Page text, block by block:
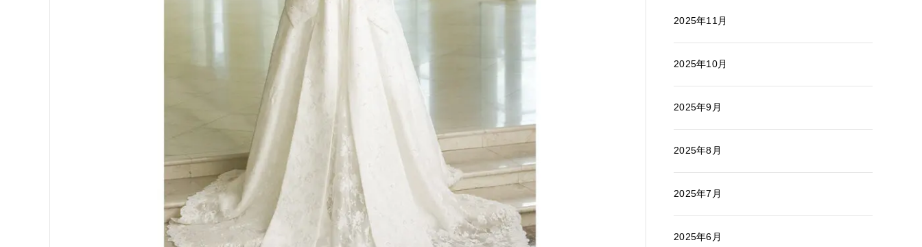
2025年11月
2025年10月
2025年9月
2025年8月
2025年7月
2025年6月